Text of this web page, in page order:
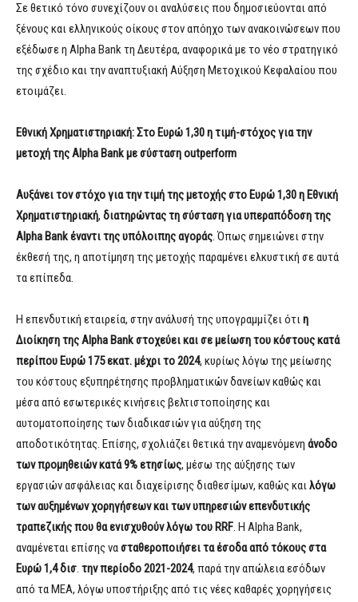
Σε θετικό τόνο συνεχίζουν οι αναλύσεις που δημοσιεύονται από
ξένους και ελληνικούς οίκους στον απόηχο των ανακοινώσεων που
εξέδωσε η Alpha Bank τη Δευτέρα, αναφορικά με το νέο στρατηγικό
της σχέδιο και την αναπτυξιακή Αύξηση Μετοχικού Κεφαλαίου που
ετοιμάζει.
Εθνική Χρηματιστηριακή: Στο Ευρώ 1,30 η τιμή-στόχος για την
μετοχή της Alpha Bank με σύσταση outperform
Αυξάνει τον στόχο για την τιμή της μετοχής στο Ευρώ 1,30 η Εθνική
Χρηματιστηριακή, διατηρώντας τη σύσταση για υπεραπόδοση της
Alpha Bankέναντι της υπόλοιπης αγοράς. Όπως σημειώνει στην
έκθεσή της, η αποτίμηση της μετοχής παραμένει ελκυστική σε αυτά
τα επίπεδα.
Η επενδυτική εταιρεία, στην ανάλυσή της υπογραμμίζει ότιη
Διοίκηση τηςAlpha Bankστοχεύει και σε μείωση του κόστους κατά
περίπου Ευρώ 175 εκατ. μέχρι το 2024, κυρίως λόγω της μείωσης
του κόστους εξυπηρέτησης προβληματικών δανείων καθώς και
μέσα από εσωτερικές κινήσεις βελτιστοποίησης και
αυτοματοποίησης των διαδικασιών για αύξηση της
αποδοτικότητας. Επίσης, σχολιάζει θετικά την αναμενόμενη άνοδο
των προμηθειών κατά 9% ετησίως, μέσω της αύξησης των
εργασιών ασφάλειας και διαχείρισης διαθεσίμων, καθώς καιλόγω
των αυξημένων χορηγήσεων και των υπηρεσιών επενδυτικής
τραπεζικής που θα ενισχυθούν λόγω του RRF. Η Alpha Bank,
αναμένεται επίσης νασταθεροποιήσει τα έσοδα από τόκους στα
Ευρώ 1,4 δισ. την περίοδο 2021-2024, παρά την απώλεια εσόδων
από τα ΜΕΑ, λόγω υποστήριξης από τις νέες καθαρές χορηγήσεις